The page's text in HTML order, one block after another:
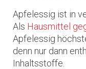
Apfelessig ist in
Als Hausmittel
Apfelessig
denn nur dann
Inhaltsstoffe.